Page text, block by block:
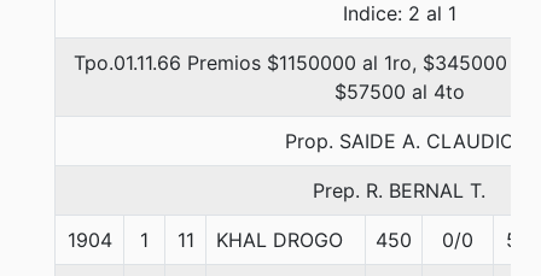
Indice: 2 al 1
Tpo.01.11.66 Premios $1150000 al 1ro, $345000
$57500 al 4to
Prop. SAIDE A. CLAUDIO
Prep. R. BERNAL T.
1904 1 11 KHAL DROGO 450 0/0 56